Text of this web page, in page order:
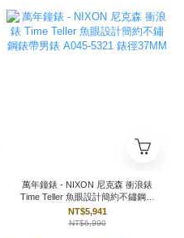
萬年鐘錶 - NIXON 尼克森 衝浪錶
Time Teller 魚眼設計簡約不鏽鋼錶
帶男錶 A045-5321 錶徑37MM
NT$5,941
NT$6,990